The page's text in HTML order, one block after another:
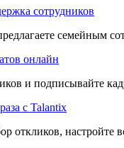
сотрудников
семейным
онлайн
и подписывайте
с Talantix
откликов, настройте